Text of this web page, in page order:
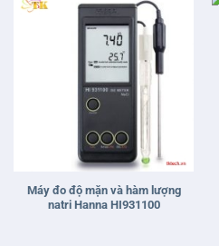
Máy đo độ mặn và hàm lượng
natri Hanna HI931100